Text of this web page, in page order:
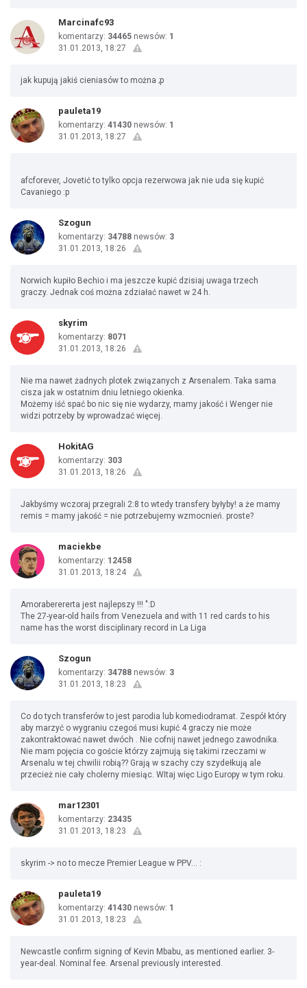
Marcinafc93
komentarzy: 34465 newsów: 1
31.01.2013, 18:27
jak kupują jakiś cieniasów to można ;p
pauleta19
komentarzy: 41430 newsów: 1
31.01.2013, 18:27
afcforever, Jovetić to tylko opcja rezerwowa jak nie uda się kupić
Cavaniego :p
Szogun
komentarzy: 34788 newsów: 3
31.01.2013, 18:26
Norwich kupiło Bechio i ma jeszcze kupić dzisiaj uwaga trzech
graczy. Jednak coś można zdziałać nawet w 24 h.
skyrim
komentarzy: 8071
31.01.2013, 18:26
Nie ma nawet żadnych plotek związanych z Arsenalem. Taka sama
cisza jak w ostatnim dniu letniego okienka.
Możemy iść spać bo nic się nie wydarzy, mamy jakość i Wenger nie
widzi potrzeby by wprowadzać więcej.
HokitAG
komentarzy: 303
31.01.2013, 18:26
Jakbyśmy wczoraj przegrali 2:8 to wtedy transfery byłyby! a że mamy
remis = mamy jakość = nie potrzebujemy wzmocnień. proste?
maciekbe
komentarzy: 12458
31.01.2013, 18:24
Amoraberererta jest najlepszy !!! ":D
The 27-year-old hails from Venezuela and with 11 red cards to his
name has the worst disciplinary record in La Liga
Szogun
komentarzy: 34788 newsów: 3
31.01.2013, 18:23
Co do tych transferów to jest parodia lub komediodramat. Zespół który
aby marzyć o wygraniu czegoś musi kupić 4 graczy nie może
zakontraktować nawet dwóch . Nie cofnij nawet jednego zawodnika.
Nie mam pojęcia co goście którzy zajmują się takimi rzeczami w
Arsenalu w tej chwilii robią?? Grają w szachy czy szydełkują ale
przecież nie cały cholerny miesiąc. WItaj więc Ligo Europy w tym roku.
mar12301
komentarzy: 23435
31.01.2013, 18:23
skyrim -> no to mecze Premier League w PPV... :
pauleta19
komentarzy: 41430 newsów: 1
31.01.2013, 18:23
Newcastle confirm signing of Kevin Mbabu, as mentioned earlier. 3-
year-deal. Nominal fee. Arsenal previously interested.